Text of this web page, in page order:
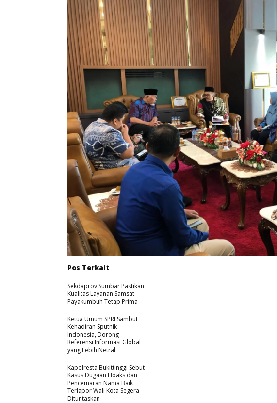
Pos Terkait
Sekdaprov Sumbar Pastikan
Kualitas Layanan Samsat
Payakumbuh Tetap Prima
Ketua Umum SPRI Sambut
Kehadiran Sputnik
Indonesia, Dorong
Referensi Informasi Global
yang Lebih Netral
Kapolresta Bukittinggi Sebut
Kasus Dugaan Hoaks dan
Pencemaran Nama Baik
Terlapor Wali Kota Segera
Dituntaskan